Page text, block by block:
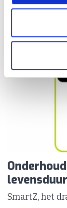
levensduur
SmartZ, het